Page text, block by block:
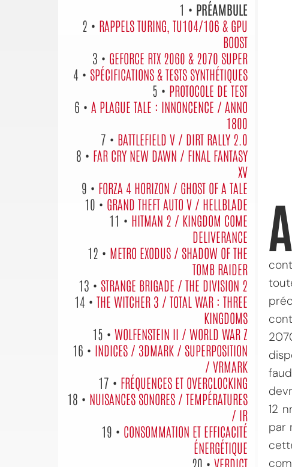
A
12
par
1 • PRÉAMBULE
2 • RAPPELS TURING, TU104/106 & GPU
BOOST
3 • GEFORCE RTX 2060 & 2070 SUPER
4 • SPÉCIFICATIONS & TESTS SYNTHÉTIQUES
5 • PROTOCOLE DE TEST
6 • A PLAGUE TALE : INNONCENCE / ANNO
1800
7 • BATTLEFIELD V / DIRT RALLY 2.0
8 • FAR CRY NEW DAWN / FINAL FANTASY
XV
9 • FORZA 4 HORIZON / GHOST OF A TALE
10 • GRAND THEFT AUTO V / HELLBLADE
11 • HITMAN 2 / KINGDOM COME
DELIVERANCE
12 • METRO EXODUS / SHADOW OF THE
TOMB RAIDER
13 • STRANGE BRIGADE / THE DIVISION 2
14 • THE WITCHER 3 / TOTAL WAR : THREE
KINGDOMS
15 • WOLFENSTEIN II / WORLD WAR Z
16 • INDICES / 3DMARK / SUPERPOSITION
/ VRMARK
17 • FRÉQUENCES ET OVERCLOCKING
18 • NUISANCES SONORES / TEMPÉRATURES
/ IR
19 • CONSOMMATION ET EFFICACITÉ
ÉNERGÉTIQUE
20 • VERDICT